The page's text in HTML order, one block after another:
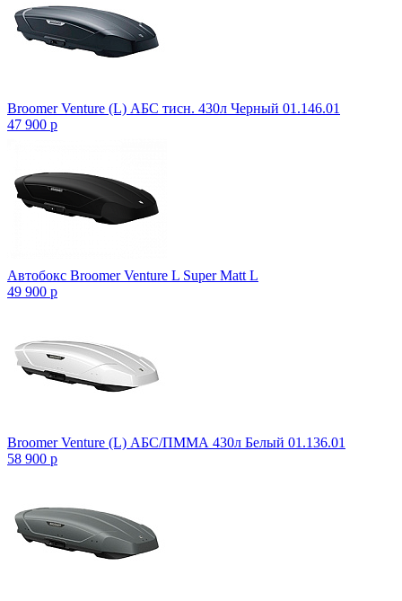
Broomer Venture (L) АБС тисн. 430л Черный 01.146.01
47 900 p
Автобокс Broomer Venture L Super Matt L
49 900 p
Broomer Venture (L) АБС/ПММА 430л Белый 01.136.01
58 900 p